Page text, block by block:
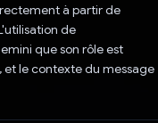
à partir de
de
que son rôle est
le contexte du message